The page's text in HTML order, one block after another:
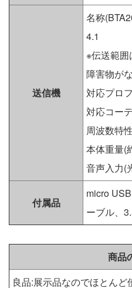
送信機
名称
4.1
※伝送範囲
障害物が
対応プロ
対応コー
周波数特
本体重量(
音声入力(
付属品
micro
ーブル、
商品
良品:展示品なのでほとん